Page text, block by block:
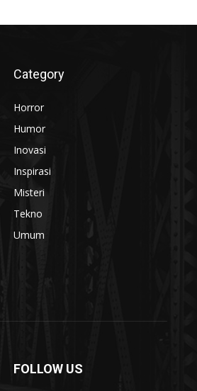
Category
Horror
Humor
Inovasi
Inspirasi
Misteri
Tekno
Umum
FOLLOW US